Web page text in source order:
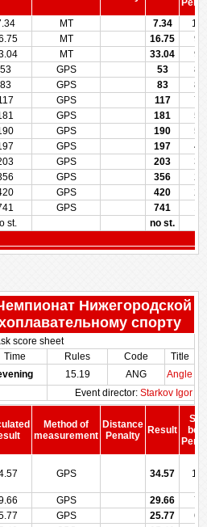
MT 7.34
MT 16.75
MT 33.04
53 GPS 53
83 GPS 83
GPS 117
GPS 181
GPS 190
GPS 197
GPS 203
GPS 356
GPS 420
GPS 741
st. no st.
Нижегородской
спорту
score sheet
Time Rules Code Title
15.19 ANG
Angle
Event director: Starkov Igor
Method of
measurement
Distance
Penalty
Result
GPS 34.57
GPS 29.66
GPS 25.77